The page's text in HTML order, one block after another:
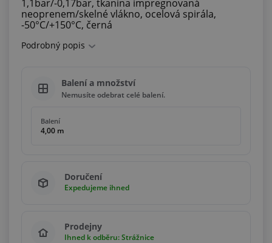
1,1bar/-0,17bar, tkanina impregnovaná
neoprenem/skelné vlákno, ocelová spirála,
-50°C/+150°C, černá
Podrobný popis
Balení a množství
Nemusíte odebrat celé balení.
Balení
4,00 m
Doručení
Expedujeme ihned
Prodejny
Ihned k odběru: Strážnice